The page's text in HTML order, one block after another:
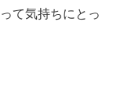
て気持ちにとっ